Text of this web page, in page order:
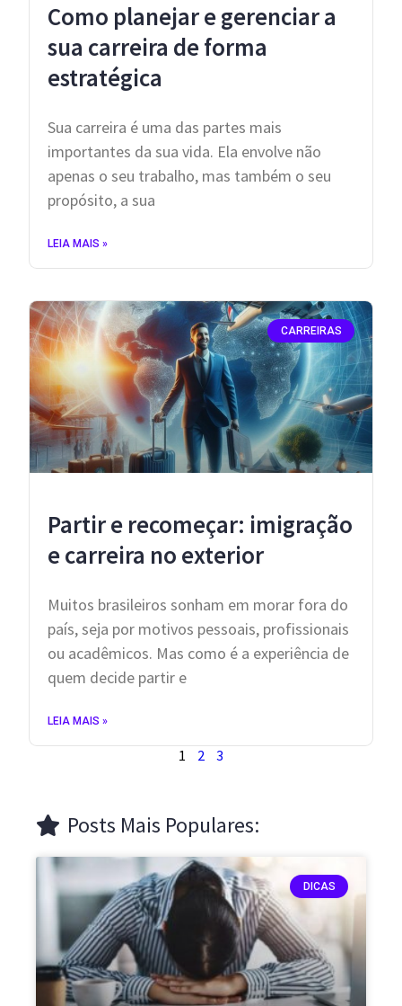
Como planejar e gerenciar a
sua carreira de forma
estratégica
Sua carreira é uma das partes mais
importantes da sua vida. Ela envolve não
apenas o seu trabalho, mas também o seu
propósito, a sua
LEIA MAIS »
CARREIRAS
Partir e recomeçar: imigração
e carreira no exterior
Muitos brasileiros sonham em morar fora do
país, seja por motivos pessoais, profissionais
ou acadêmicos. Mas como é a experiência de
quem decide partir e
LEIA MAIS »
1 2 3
Posts Mais Populares:
DICAS